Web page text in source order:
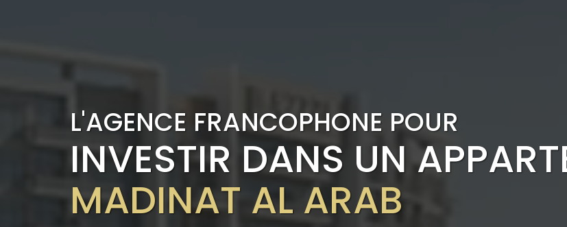
L'AGENCE FRANCOPHONE POUR
INVESTIR DANS UN
MADINAT AL ARAB